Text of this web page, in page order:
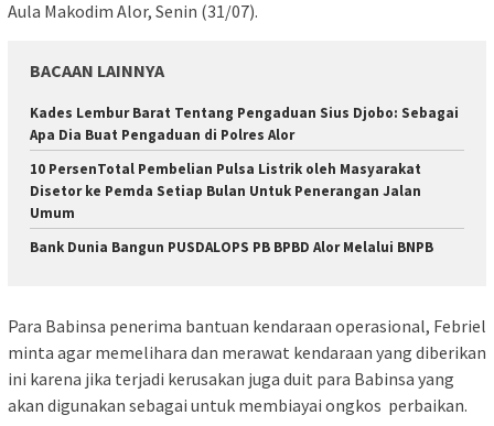
Aula Makodim Alor, Senin (31/07).
BACAAN LAINNYA
Kades Lembur Barat Tentang Pengaduan Sius Djobo: Sebagai
Apa Dia Buat Pengaduan di Polres Alor
10 PersenTotal Pembelian Pulsa Listrik oleh Masyarakat
Disetor ke Pemda Setiap Bulan Untuk Penerangan Jalan
Umum
Bank Dunia Bangun PUSDALOPS PB BPBD Alor Melalui BNPB
Para Babinsa penerima bantuan kendaraan operasional, Febriel
minta agar memelihara dan merawat kendaraan yang diberikan
ini karena jika terjadi kerusakan juga duit para Babinsa yang
akan digunakan sebagai untuk membiayai ongkos perbaikan.